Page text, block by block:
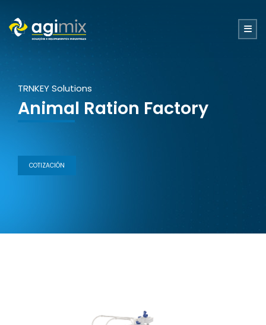
TRNKEY Solutions
Animal Ration Factory
COTIZACIÓN